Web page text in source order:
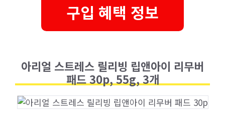
구입 혜택 정보
아리얼 스트레스 릴리빙 립앤아이 리무버
패드 30p, 55g, 3개